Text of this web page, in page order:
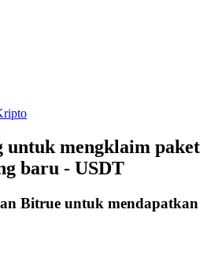
untuk mengklaim paket
baru - USDT
Bitrue untuk mendapatkan